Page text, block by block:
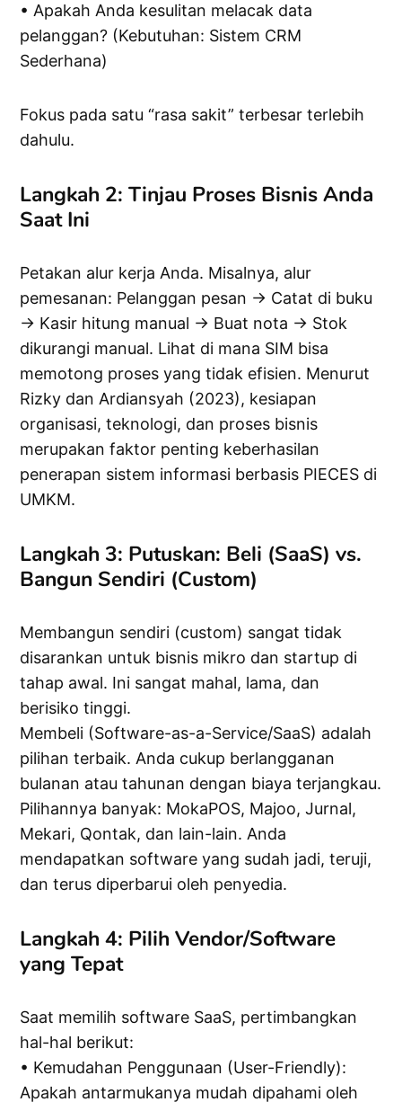
• Apakah Anda kesulitan melacak data
pelanggan? (Kebutuhan: Sistem CRM
Sederhana)
Fokus pada satu “rasa sakit” terbesar terlebih
dahulu.
Langkah 2: Tinjau Proses Bisnis Anda
Saat Ini
Petakan alur kerja Anda. Misalnya, alur
pemesanan: Pelanggan pesan → Catat di buku
→ Kasir hitung manual → Buat nota → Stok
dikurangi manual. Lihat di mana SIM bisa
memotong proses yang tidak efisien. Menurut
Rizky dan Ardiansyah (2023), kesiapan
organisasi, teknologi, dan proses bisnis
merupakan faktor penting keberhasilan
penerapan sistem informasi berbasis PIECES di
UMKM.
Langkah 3: Putuskan: Beli (SaaS) vs.
Bangun Sendiri (Custom)
Membangun sendiri (custom) sangat tidak
disarankan untuk bisnis mikro dan startup di
tahap awal. Ini sangat mahal, lama, dan
berisiko tinggi.
Membeli (Software-as-a-Service/SaaS) adalah
pilihan terbaik. Anda cukup berlangganan
bulanan atau tahunan dengan biaya terjangkau.
Pilihannya banyak: MokaPOS, Majoo, Jurnal,
Mekari, Qontak, dan lain-lain. Anda
mendapatkan software yang sudah jadi, teruji,
dan terus diperbarui oleh penyedia.
Langkah 4: Pilih Vendor/Software
yang Tepat
Saat memilih software SaaS, pertimbangkan
hal-hal berikut:
• Kemudahan Penggunaan (User-Friendly):
Apakah antarmukanya mudah dipahami oleh